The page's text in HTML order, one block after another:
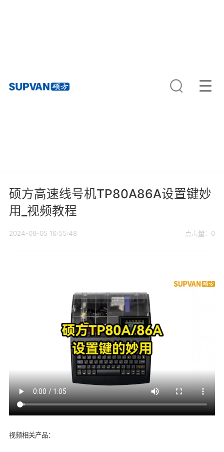
硕方高速线号机TP80A86A设置键妙
用_视频教程
2024-08-05 16:55:48 点击量：0
视频相关产品：